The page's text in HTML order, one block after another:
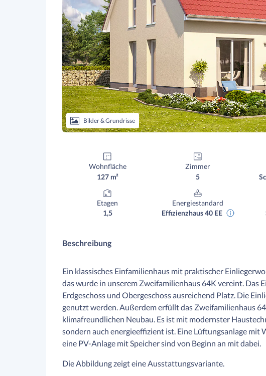
Bilder & Grundrisse
Wohnfläche
127 m²
Zimmer
5
Etagen
1,5
Energiestandard
Effizienzhaus 40 EE
Beschreibung
Ein klassisches Einfamilienhaus mit praktischer
das wurde in unserem Zweifamilienhaus 64K vereint. Das
Erdgeschoss und Obergeschoss ausreichend Platz. Die
genutzt werden. Außerdem erfüllt das Zweifamilienhaus
klimafreundlichen Neubau. Es ist mit modernster
sondern auch energieeffizient ist. Eine Lüftungsanlage mit
eine PV-Anlage mit Speicher sind von Beginn an mit dabei.
Die Abbildung zeigt eine Ausstattungsvariante.